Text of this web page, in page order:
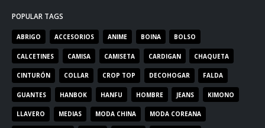
POPULAR TAGS
ABRIGO ACCESORIOS ANIME BOINA BOLSO
CALCETINES CAMISA CAMISETA CARDIGAN CHAQUETA
CINTURÓN COLLAR CROP TOP DECOHOGAR FALDA
GUANTES HANBOK HANFU HOMBRE JEANS KIMONO
LLAVERO MEDIAS MODA CHINA MODA COREANA